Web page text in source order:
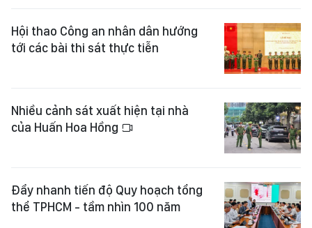
Hội thao Công an nhân dân hướng
tới các bài thi sát thực tiễn
Nhiều cảnh sát xuất hiện tại nhà
của Huấn Hoa Hồng
Đẩy nhanh tiến độ Quy hoạch tổng
thể TPHCM - tầm nhìn 100 năm